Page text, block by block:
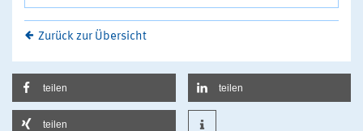
Zurück zur Übersicht
teilen teilen
teilen